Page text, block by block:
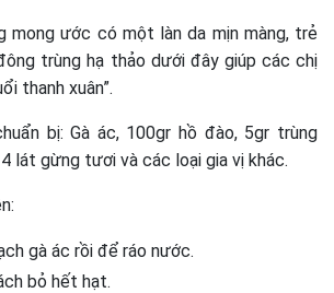
mong ước có một làn da mịn màng, trẻ
trùng hạ thảo dưới đây giúp các chị
thanh xuân”.
bị: Gà ác, 100gr hồ đào, 5gr trùng
lát gừng tươi và các loại gia vị khác.
gà ác rồi để ráo nước.
bỏ hết hạt.